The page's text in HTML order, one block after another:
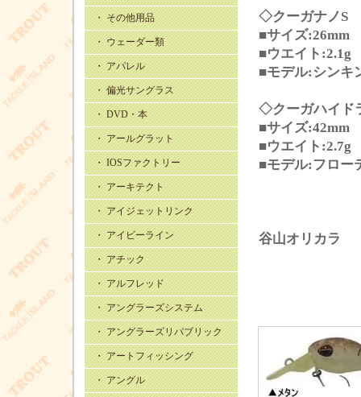
・ その他用品
・ ウェーダー類
・ アパレル
・ 偏光サングラス
・ DVD・本
・ アールグラット
・ IOSファクトリー
・ アーキテクト
・ アイジェットリンク
・ アイビーライン
・ アチック
・ アルフレッド
・ アングラーズシステム
・ アングラーズリパブリック
・ アートフィッシング
・ アングル
◇クーガナノS
■サイズ:26mm
■ウエイト:2.1g
■モデル:シンキ
◇クーガハイド
■サイズ:42mm
■ウエイト:2.7g
■モデル:フロー
谷山オリカラ